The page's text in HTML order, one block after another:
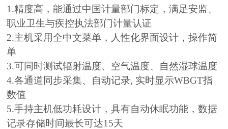
1.精度高，能通过中国计量部门标定，满足安监、
职业卫生与疾控执法部门计量认证
2.主机采用全中文菜单，人性化界面设计，操作简
单
3.可同时测试辐射温度、空气温度、自然湿球温度
4.各通道同步采集、自动记录, 实时显示WBGT指
数值
5.手持主机低功耗设计，具有自动休眠功能，数据
记录存储时间最长可达15天